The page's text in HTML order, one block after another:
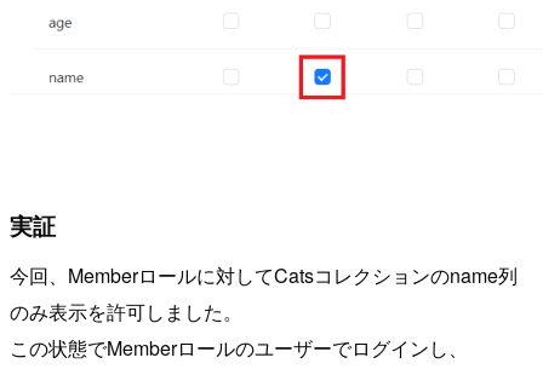
実証
今回、Memberロールに対してCatsコレクションのname列
のみ表示を許可しました。
この状態でMemberロールのユーザーでログインし、